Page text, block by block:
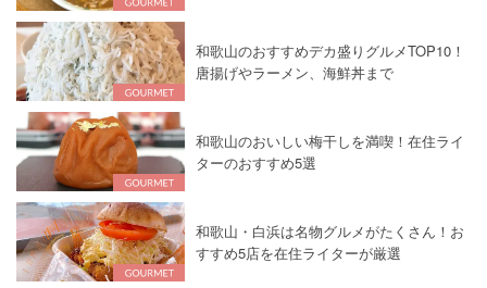
和歌山のおすすめデカ盛りグルメTOP10！
唐揚げやラーメン、海鮮丼まで
和歌山のおいしい梅干しを満喫！在住ライ
ターのおすすめ5選
和歌山・白浜は名物グルメがたくさん！お
すすめ5店を在住ライターが厳選